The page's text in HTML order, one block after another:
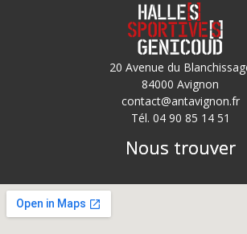
20 Avenue du
84000 Avignon
contact@antavignon.fr
Tél. 04 90 85 14 51
Nous trouver